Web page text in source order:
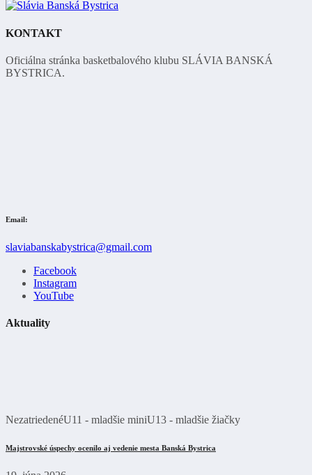
KONTAKT
Oficiálna stránka basketbalového klubu SLÁVIA BANSKÁ
BYSTRICA.
Email:
slaviabanskabystrica@gmail.com
Facebook
Instagram
YouTube
Aktuality
NezatriedenéU11 - mladšie miniU13 - mladšie žiačky
Majstrovské úspechy ocenilo aj vedenie mesta Banská Bystrica